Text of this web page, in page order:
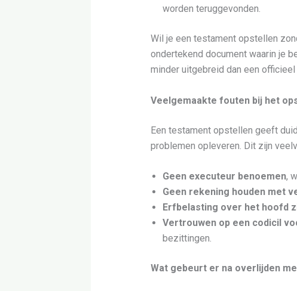
worden teruggevonden.
Wil je een testament opstellen
ondertekend document waarin je
minder uitgebreid dan een
Veelgemaakte fouten bij het
Een testament opstellen geeft
problemen opleveren. Dit zijn
Geen executeur benoemen,
Geen rekening houden met
Erfbelasting over het hoofd
Vertrouwen op een codicil
bezittingen.
Wat gebeurt er na overlijden